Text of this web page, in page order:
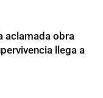
aclamada obra
llega a